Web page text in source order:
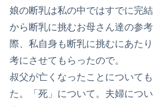
娘の断乳は私の中ではすでに完
から断乳に挑むお母さん達の参
際、私自身も断乳に挑むにあた
考にさせてもらったので。
叔父が亡くなったことについて
た。「死」について。夫婦につ